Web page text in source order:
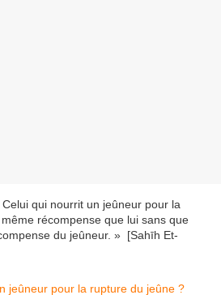
Celui qui nourrit un jeûneur pour la
récompense que lui sans que
du jeûneur. » [Sahīh Et-